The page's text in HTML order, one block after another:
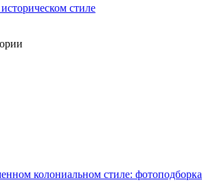
стиле
колониальном стиле: фотоподборка